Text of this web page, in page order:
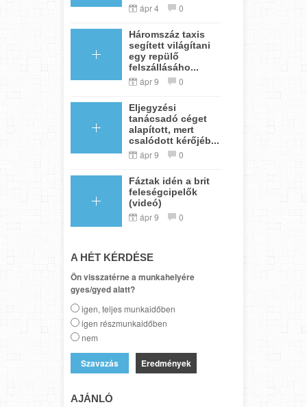
ápr 4 0
Háromszáz taxis
segített világítani
egy repülő
felszállásáho...
ápr 9 0
Eljegyzési
tanácsadó céget
alapított, mert
csalódott kérőjéb...
ápr 9 0
Fáztak idén a brit
feleségcipelők
(videó)
ápr 9 0
A HÉT KÉRDÉSE
Ön visszatérne a munkahelyére
gyes/gyed alatt?
igen, teljes munkaidőben
igen részmunkaidőben
nem
Eredmények
AJÁNLÓ